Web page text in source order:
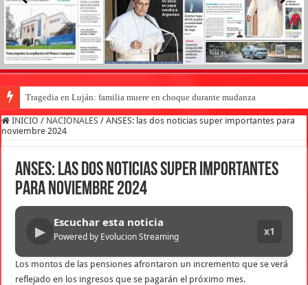
Tragedia en Luján: familia muere en choque durante mudanza
INICIO / NACIONALES / ANSES: las dos noticias super importantes para
noviembre 2024
ANSES: las dos noticias super importantes
para noviembre 2024
▶
Escuchar esta noticia
Powered by Evolucion Streaming x1
Los montos de las pensiones afrontaron un incremento que se verá
reflejado en los ingresos que se pagarán el próximo mes.